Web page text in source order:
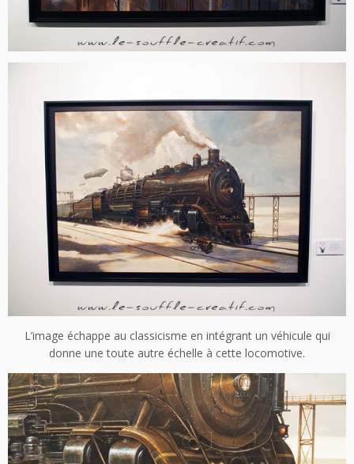
L’image échappe au classicisme en intégrant un véhicule qui
donne une toute autre échelle à cette locomotive.